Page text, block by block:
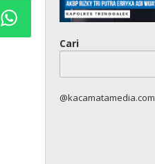
Cari
@kacamatamedia.com